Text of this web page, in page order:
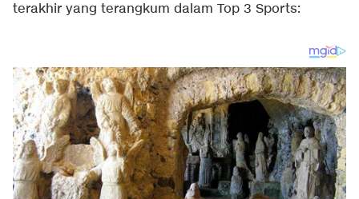
terakhir yang terangkum dalam Top 3 Sports: